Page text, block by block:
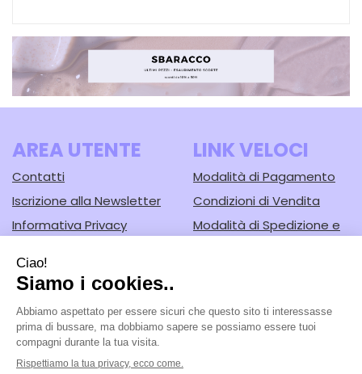
AREA UTENTE
Contatti
Iscrizione alla Newsletter
Informativa Privacy
LINK VELOCI
Modalità di Pagamento
Condizioni di Vendita
Modalità di Spedizione e
Ritiro
Farmacia Lodi srl
- Corso Guercino, 67/b 44042 Cento (FE)
Tel.: 051902221